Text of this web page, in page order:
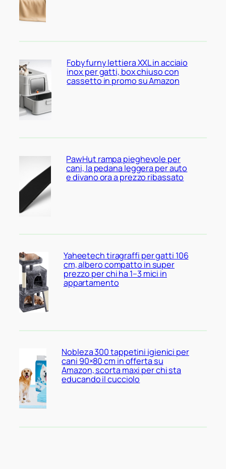
Fobyfurny lettiera XXL in acciaio
inox per gatti, box chiuso con
cassetto in promo su Amazon
PawHut rampa pieghevole per
cani, la pedana leggera per auto
e divano ora a prezzo ribassato
Yaheetech tiragraffi per gatti 106
cm, albero compatto in super
prezzo per chi ha 1–3 mici in
appartamento
Nobleza 300 tappetini igienici per
cani 90×80 cm in offerta su
Amazon, scorta maxi per chi sta
educando il cucciolo